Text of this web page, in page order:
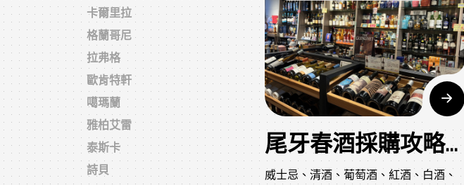
卡爾里拉
格蘭哥尼
拉弗格
歐肯特軒
噶瑪蘭
雅柏艾雷
泰斯卡
詩貝
務，價格實惠，現貨供應。
婚宴用酒、謝師宴酒水、尾牙春酒用酒
送禮洋酒推薦、生日禮物酒、父親節威
士忌
收藏級威士忌、投資威士忌
威士忌怎麼選、紅酒如何配餐
清酒種類差異、香檳怎麼挑
洋酒保存方法
尾牙春酒採購攻略：企業用酒選購重點
威士忌、清酒、葡萄酒、紅酒、白酒、